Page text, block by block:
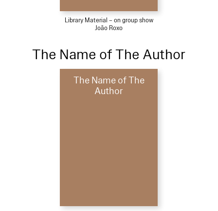
Library Material – on group show
João Roxo
The Name of The Author
The Name of The
Author